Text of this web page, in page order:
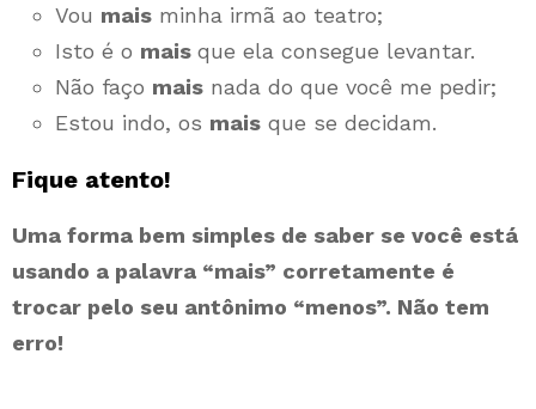
Vou mais minha irmã ao teatro;
Isto é o mais que ela consegue levantar.
Não faço mais nada do que você me pedir;
Estou indo, os mais que se decidam.
Fique atento!
Uma forma bem simples de saber se você está
usando a palavra “mais” corretamente é
trocar pelo seu antônimo “menos”. Não tem
erro!